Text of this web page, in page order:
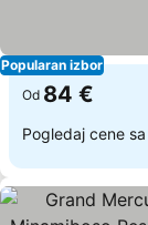
Popularan izbor
Od 84 €
Pogledaj cene sa